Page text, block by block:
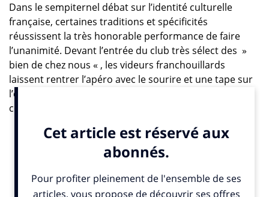
Dans le sempiternel débat sur l’identité culturelle
française, certaines traditions et spécificités
réussissent la très honorable performance de faire
l’unanimité. Devant l’entrée du club très sélect des »
bien de chez nous « , les videurs franchouillards
laissent rentrer l’apéro avec le sourire et une tape sur
l’épaule. Lui est des nôtres, il fait boire son verre
comme les autres. Moment convivial ancré dans nos
que sont les préliminaires au coït : un préambule
rassembleur, stimulant mais qui parfois, aussi, peut se
reflets se cachent derrière les habitudes ? Le Syndicat